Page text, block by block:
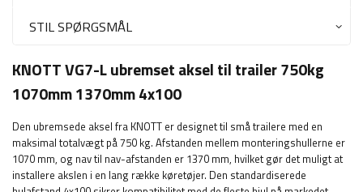
STIL SPØRGSMÅL
KNOTT VG7-L ubremset aksel til trailer 750kg
1070mm 1370mm 4x100
Den ubremsede aksel fra KNOTT er designet til små trailere med en
maksimal totalvægt på 750 kg. Afstanden mellem monteringshullerne er
1070 mm, og nav til nav-afstanden er 1370 mm, hvilket gør det muligt at
installere akslen i en lang række køretøjer. Den standardiserede